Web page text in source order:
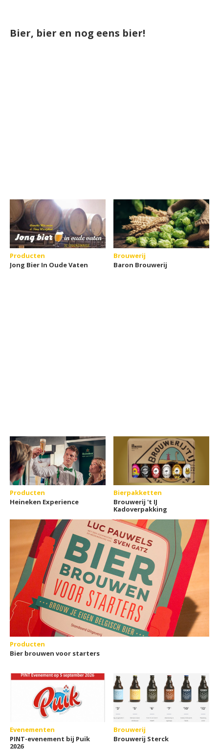
Bier, bier en nog eens bier!
Producten
Jong Bier In Oude Vaten
Brouwerij
Baron Brouwerij
Producten
Heineken Experience
Bierpakketten
Brouwerij 't IJ
Kadoverpakking
Producten
Bier brouwen voor starters
Evenementen
PINT-evenement bij Puik
2026
Brouwerij
Brouwerij Sterck